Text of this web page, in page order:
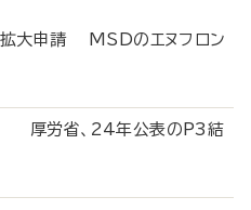
大申請 MSDのエヌフロン
厚労省、24年公表のP3結